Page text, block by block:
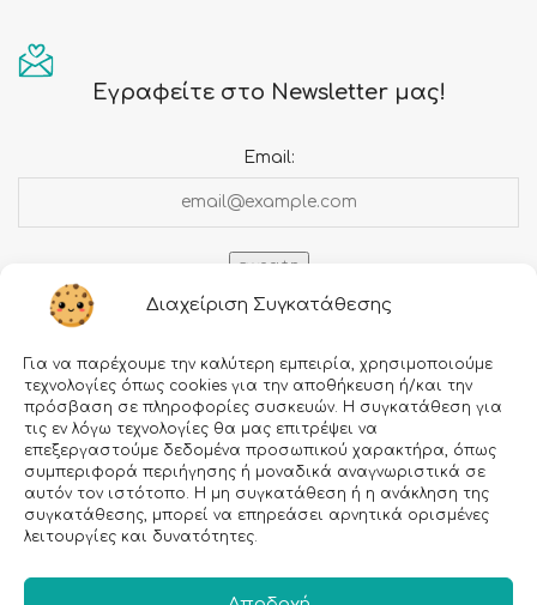
Διαχείριση Συγκατάθεσης
Για να παρέχουμε την καλύτερη εμπειρία, χρησιμοποιούμε
τεχνολογίες όπως cookies για την αποθήκευση ή/και την
πρόσβαση σε πληροφορίες συσκευών. Η συγκατάθεση για
τις εν λόγω τεχνολογίες θα μας επιτρέψει να
επεξεργαστούμε δεδομένα προσωπικού χαρακτήρα, όπως
συμπεριφορά περιήγησης ή μοναδικά αναγνωριστικά σε
αυτόν τον ιστότοπο. Η μη συγκατάθεση ή η ανάκληση της
συγκατάθεσης, μπορεί να επηρεάσει αρνητικά ορισμένες
λειτουργίες και δυνατότητες.
Εγραφείτε στο Newsletter μας!
Email:
Πληροφορίες
Τρόποι αποστολής
Τρόποι πληρωμής